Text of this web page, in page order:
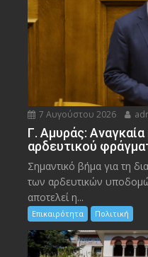
7 Αυγούστου 2026
Γ. Αμυράς:
αρδευτικού
Σημαντικό βήμα για τη
των αρδευτικών
αποτελεί η...
Επικαιρότητα Πολιτική